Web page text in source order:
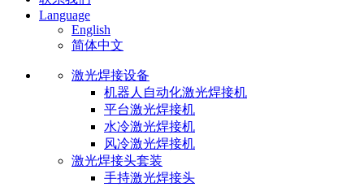
Language
English
简体中文
激光焊接设备
机器人自动化激光焊接机
平台激光焊接机
水冷激光焊接机
风冷激光焊接机
激光焊接头套装
手持激光焊接头